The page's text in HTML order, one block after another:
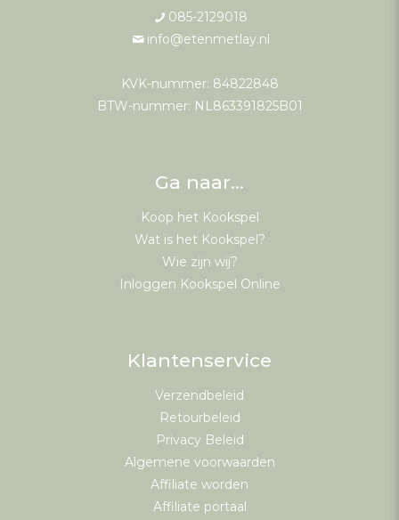
085-2129018
info@etenmetlay.nl
KVK-nummer: 84822848
BTW-nummer: NL863391825B01
Ga naar…
Koop het Kookspel
Wat is het Kookspel?
Wie zijn wij?
Inloggen Kookspel Online
Klantenservice
Verzendbeleid
Retourbeleid
Privacy Beleid
Algemene voorwaarden
Affiliate worden
Affiliate portaal